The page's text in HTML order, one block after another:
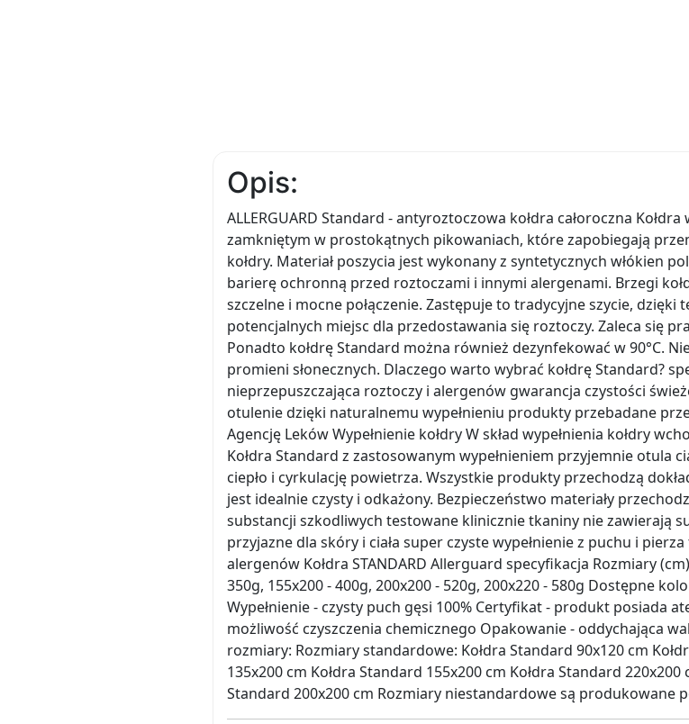
Opis:
ALLERGUARD Standard - antyroztoczowa kołdra całoroczna
zamkniętym w prostokątnych pikowaniach, które zapobiegają
kołdry. Materiał poszycia jest wykonany z syntetycznych włókien
barierę ochronną przed roztoczami i innymi alergenami. Brzegi
szczelne i mocne połączenie. Zastępuje to tradycyjne szycie,
potencjalnych miejsc dla przedostawania się roztoczy. Zaleca się
Ponadto kołdrę Standard można również dezynfekować w 90°C.
promieni słonecznych. Dlaczego warto wybrać kołdrę Standard?
nieprzepuszczająca roztoczy i alergenów gwarancja czystości
otulenie dzięki naturalnemu wypełnieniu produkty przebadane
Agencję Leków Wypełnienie kołdry W skład wypełnienia kołdry
Kołdra Standard z zastosowanym wypełnieniem przyjemnie otula
ciepło i cyrkulację powietrza. Wszystkie produkty przechodzą
jest idealnie czysty i odkażony. Bezpieczeństwo materiały
substancji szkodliwych testowane klinicznie tkaniny nie zawierają
przyjazne dla skóry i ciała super czyste wypełnienie z puchu i
alergenów Kołdra STANDARD Allerguard specyfikacja Rozmiary
350g, 155x200 - 400g, 200x200 - 520g, 200x220 - 580g Dostępne
Wypełnienie - czysty puch gęsi 100% Certyfikat - produkt posiada
możliwość czyszczenia chemicznego Opakowanie - oddychająca
rozmiary: Rozmiary standardowe: Kołdra Standard 90x120 cm
135x200 cm Kołdra Standard 155x200 cm Kołdra Standard
Standard 200x200 cm Rozmiary niestandardowe są produkowane